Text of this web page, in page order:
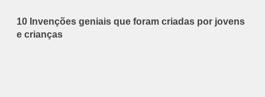
10 Invenções geniais que foram criadas por jovens
e crianças